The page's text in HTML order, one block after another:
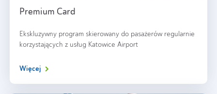
Premium Card
Ekskluzywny program skierowany do pasażerów regularnie
korzystających z usług Katowice Airport
Więcej